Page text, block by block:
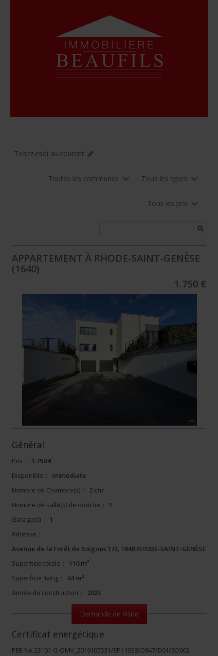
Tenez-moi au courant
Toutes les communes Tous les types
Tous les prix
APPARTEMENT À RHODE-SAINT-GENÈSE
(1640)
1.750 €
Général
Prix :
1.750 €
Disponible :
Immédiate
Nombre de Chambre(s) :
2 chr
Nombre de salle(s) de douche :
1
Garage(s) :
1
Adresse :
Avenue de la Forêt de Soignes 175, 1640 RHODE-SAINT-GENÈSE
Superficie totale :
110 m²
Superficie living :
44 m²
Année de construction : 2023
Demande de visite
Certificat energétique
PEB No.23101-G-OMV_2019105531/EP11928/O847/D01/SD002